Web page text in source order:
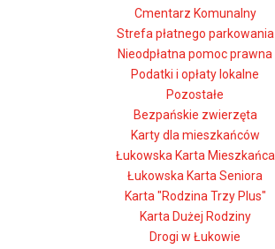
Cmentarz Komunalny
Strefa płatnego parkowania
Nieodpłatna pomoc prawna
Podatki i opłaty lokalne
Pozostałe
Bezpańskie zwierzęta
Karty dla mieszkańców
Łukowska Karta Mieszkańca
Łukowska Karta Seniora
Karta "Rodzina Trzy Plus"
Karta Dużej Rodziny
Drogi w Łukowie